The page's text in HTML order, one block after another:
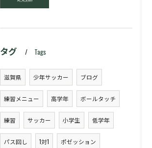
タグ Tags
滋賀県 少年サッカー ブログ
練習メニュー 高学年 ボールタッチ
練習 サッカー 小学生 低学年
パス回し 1対1 ポゼッション